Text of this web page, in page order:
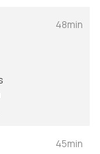
48min
45min